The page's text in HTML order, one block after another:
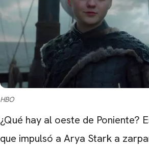
HBO
¿Qué hay al oeste de Poniente?
que impulsó a Arya Stark a